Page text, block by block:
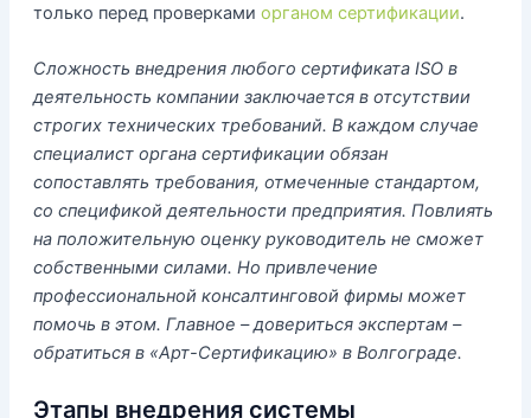
только перед проверками органом сертификации.
Сложность внедрения любого сертификата ISO в
деятельность компании заключается в отсутствии
строгих технических требований. В каждом случае
специалист органа сертификации обязан
сопоставлять требования, отмеченные стандартом,
со спецификой деятельности предприятия. Повлиять
на положительную оценку руководитель не сможет
собственными силами. Но привлечение
профессиональной консалтинговой фирмы может
помочь в этом. Главное – довериться экспертам –
обратиться в «Арт-Сертификацию» в Волгограде.
Этапы внедрения системы